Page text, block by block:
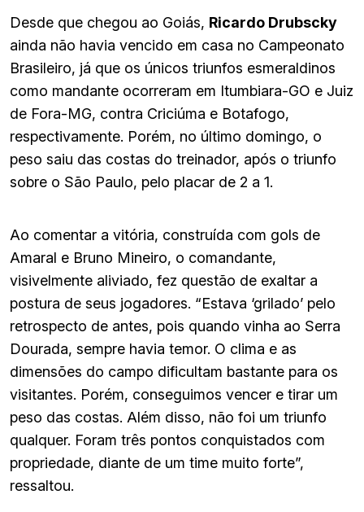
Desde que chegou ao Goiás, Ricardo Drubscky
ainda não havia vencido em casa no Campeonato
Brasileiro, já que os únicos triunfos esmeraldinos
como mandante ocorreram em Itumbiara-GO e Juiz
de Fora-MG, contra Criciúma e Botafogo,
respectivamente. Porém, no último domingo, o
peso saiu das costas do treinador, após o triunfo
sobre o São Paulo, pelo placar de 2 a 1.
Ao comentar a vitória, construída com gols de
Amaral e Bruno Mineiro, o comandante,
visivelmente aliviado, fez questão de exaltar a
postura de seus jogadores. “Estava ‘grilado’ pelo
retrospecto de antes, pois quando vinha ao Serra
Dourada, sempre havia temor. O clima e as
dimensões do campo dificultam bastante para os
visitantes. Porém, conseguimos vencer e tirar um
peso das costas. Além disso, não foi um triunfo
qualquer. Foram três pontos conquistados com
propriedade, diante de um time muito forte”,
ressaltou.